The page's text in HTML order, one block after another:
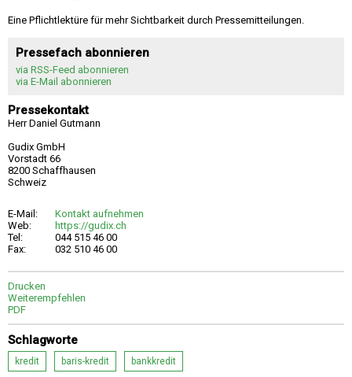
Eine Pflichtlektüre für mehr Sichtbarkeit durch Pressemitteilungen.
Pressefach abonnieren
via RSS-Feed abonnieren
via E-Mail abonnieren
Pressekontakt
Herr Daniel Gutmann
Gudix GmbH
Vorstadt 66
8200 Schaffhausen
Schweiz
E-Mail:
Kontakt aufnehmen
Web:
https://gudix.ch
Tel:
044 515 46 00
Fax:
032 510 46 00
Drucken
Weiterempfehlen
PDF
Schlagworte
kredit baris-kredit bankkredit